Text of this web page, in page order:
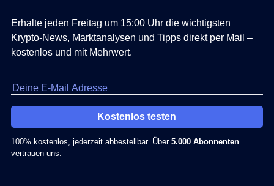
Erhalte jeden Freitag um 15:00 Uhr die wichtigsten
Krypto-News, Marktanalysen und Tipps direkt per Mail –
kostenlos und mit Mehrwert.
Kostenlos testen
100% kostenlos, jederzeit abbestellbar. Über 5.000 Abonnenten
vertrauen uns.